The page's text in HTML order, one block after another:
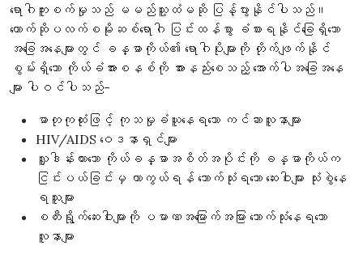
ရောဂါကူးစက်မှုသည် မမည်သူ့ထံမဆို ပြန့်ပွားနိုင်ပါသည်။
တောက်ဆိုပလက်စမိုးဆစ်ရောဂါ ပြင်းထန်စွာ ခံစားရနိုင်ခြေရှိသော
အခြေအနေများတွင် ခန္ဓာကိုယ်၏ ရောဂါပိုးများကို တိုက်ဖျက်နိုင်
စွမ်းရှိသော ကိုယ်ခံအားစနစ်ကို အားနည်းစေသည့် အောက်ပါအခြေအနေ
များ ပါဝင်ပါသည်-
ဓာတုကုထုံးဖြင့် ကုသမှုခံယူနေရသော ကင်ဆာလူနာများ
HIV/AIDS ဝေဒနာရှင်များ
လှူဒါန်းထားသော ကိုယ်ခန္ဓာအစိတ်အပိုင်းကို ခန္ဓာကိုယ်က
ငြင်းပယ်ခြင်းမှ ကာကွယ်ရန် သောက်သုံးရသော ဆေးဝါးများ သုံးစွဲနေ
ရသူများ
စတီးရွိုက်ဆေးဝါးများကို ပမာဏအမြောက်အမြား သောက်သုံးနေရသော
လူနာများ